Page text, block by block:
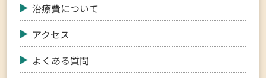
治療費について
アクセス
よくある質問